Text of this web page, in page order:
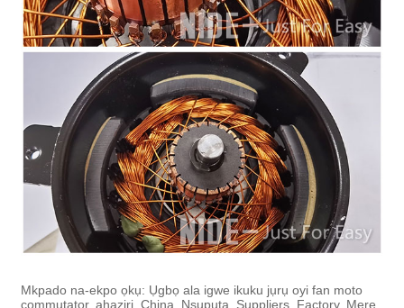
Mkpado na-ekpo ọkụ: Ụgbọ ala igwe ikuku jụrụ oyi fan moto
commutator, ahaziri, China, Nsuputa, Suppliers, Factory, Mere